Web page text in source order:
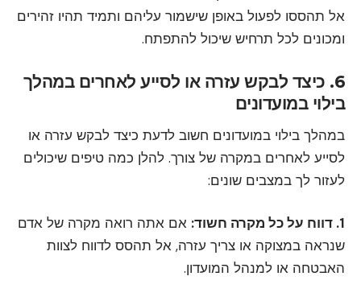
אל תהססו לפעול באופן שישמור עליהם ותמיד תהיו זהירים
ומכונים לכל תרחיש שיכול להתפתח.
6. כיצד לבקש עזרה או לסייע לאחרים במהלך
בילוי במועדונים
במהלך בילוי במועדונים חשוב לדעת כיצד לבקש עזרה או
לסייע לאחרים במקרה של צורך. להלן כמה טיפים שיכולים
לעזור לך במצבים שונים:
1. דווח על כל מקרה חשוד:
אם אתה רואה מקרה של אדם
שנראה במצוקה או צריך עזרה, אל תהסס לדווח לצוות
האבטחה או למנהל המועדון.